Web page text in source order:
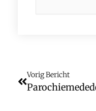
Vorig Bericht